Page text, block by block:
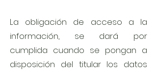
La obligación de acceso a la
información, se dará por
cumplida cuando se pongan a
disposición del titular los datos